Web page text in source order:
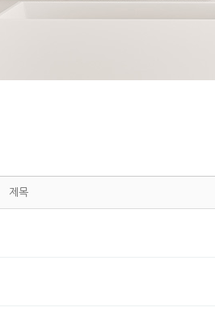
제목